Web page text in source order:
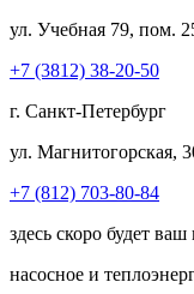
ул. Учебная 79, пом.
+7 (3812) 38-20-50
г. Санкт-Петербург
ул. Магнитогорская,
+7 (812) 703-80-84
здесь скоро будет ваш
насосное и